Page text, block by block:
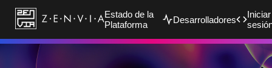
Estado de la
Plataforma
Desarrolladores
Iniciar